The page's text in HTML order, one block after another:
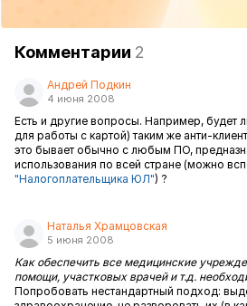
Комментарии 2
Андрей Подкин
4 июня 2008
Есть и другие вопросы. Например, будет
для работы с картой) таким же анти-
это бывает обычно с любым ПО,
использования по всей стране (можно
"Налогоплательщика ЮЛ") ?
Наталья Храмцовская
5 июня 2008
Как обеспечить все медицинские
помощи, участковых врачей и т.д.
Попробовать нестандартный подход: